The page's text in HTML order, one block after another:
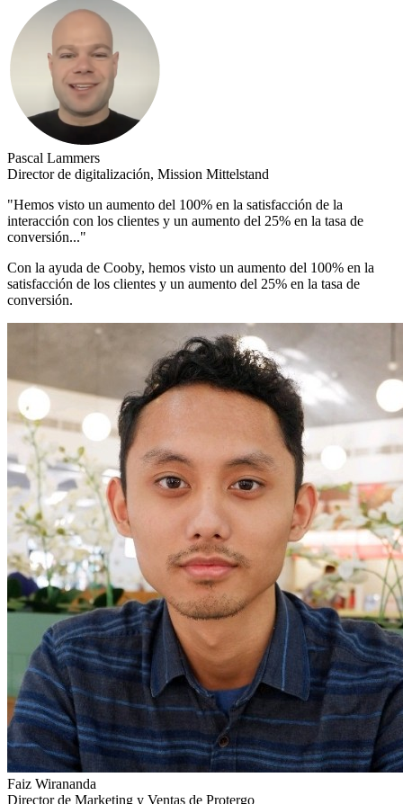
Pascal Lammers
Director de digitalización, Mission Mittelstand
"Hemos visto un aumento del 100% en la satisfacción de la
interacción con los clientes y un aumento del 25% en la tasa de
conversión..."
Con la ayuda de Cooby, hemos visto un aumento del 100% en la
satisfacción de los clientes y un aumento del 25% en la tasa de
conversión.
Faiz Wirananda
Director de Marketing y Ventas de Protergo